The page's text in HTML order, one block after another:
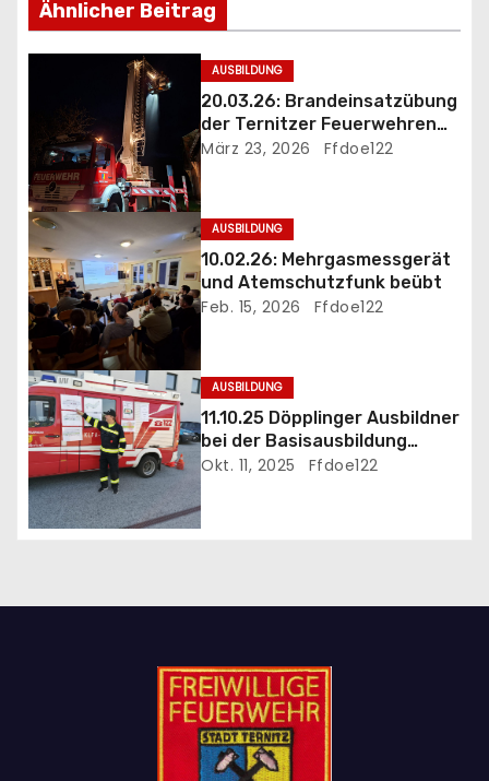
a
v
g
a
t
i
o
n
Ähnlicher Beitrag
AUSBILDUNG
20.03.26: Brandeinsatzübung
der Ternitzer Feuerwehren
FF Döppling und FF St.Johann
März 23, 2026 Ffdoe122
AUSBILDUNG
10.02.26: Mehrgasmessgerät
und Atemschutzfunk beübt
Feb. 15, 2026 Ffdoe122
AUSBILDUNG
11.10.25 Döpplinger Ausbildner
bei der Basisausbildung
eingesetzt
Okt. 11, 2025 Ffdoe122